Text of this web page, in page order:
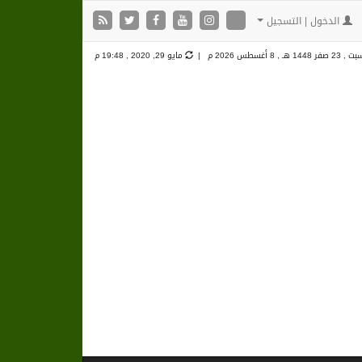
الدخول | التسجيل
صفر 1448 هـ , 8 أغسطس 2026 م | مايو 29, 2020 , 19:48 م